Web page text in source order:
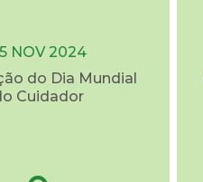
NOV 2024
do Dia Mundial
Cuidador